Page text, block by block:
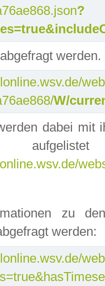
?
werden.
W/
dabei mit
zu
werden: